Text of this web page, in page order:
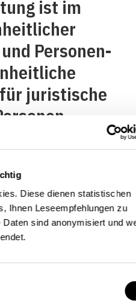
Diese dienen statistischen
Ihnen Leseempfehlungen zu
sind anonymisiert und
ist im
Personen-
juristische
und
bei der
wie auch bei
Die